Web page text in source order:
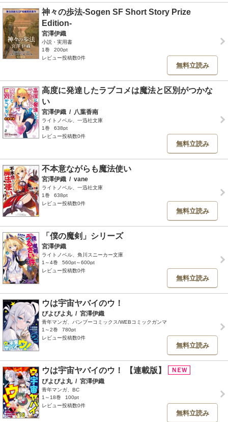
神々の歩法-Sogen SF Short Story Prize
Edition-
宮澤伊織
小説・実用書
1巻
200pt
レビュー投稿数0件
無料立読み
高度に発達したラブコメは魔法と区別がつかな
い
宮澤伊織 / 八葉香南
ライトノベル、一迅社文庫
1巻
638pt
レビュー投稿数0件
無料立読み
不本意ながらも魔法使い
宮澤伊織 / vane
ライトノベル、一迅社文庫
1巻
638pt
レビュー投稿数0件
無料立読み
「僕の魔剣」シリーズ
宮澤伊織
ライトノベル、角川スニーカー文庫
1～4巻
560pt～600pt
レビュー投稿数0件
無料立読み
ウは宇宙ヤバイのウ！
ぴよぴよ丸 / 宮澤伊織
青年マンガ、バンブーコミックス/WEBコミックガンマ
1～2巻
780pt
レビュー投稿数0件
無料立読み
ウは宇宙ヤバイのウ！ 【連載版】
ぴよぴよ丸 / 宮澤伊織
青年マンガ、BC
1～18巻
100pt
レビュー投稿数0件
無料立読み